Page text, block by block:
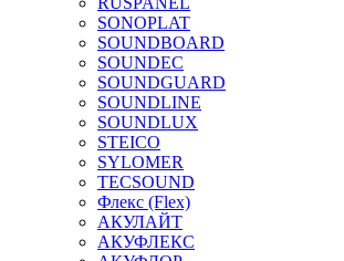
SONOPLAT
SOUNDBOARD
SOUNDEC
SOUNDGUARD
SOUNDLINE
SOUNDLUX
STEICO
SYLOMER
TECSOUND
Флекс (Flex)
АКУЛАЙТ
АКУФЛЕКС